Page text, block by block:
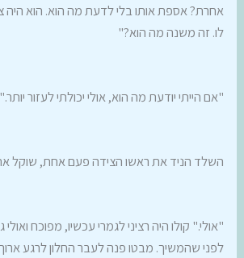
אחרת? אספת אותו בלי לדעת מה הוא. הוא היה
לו. זה משנה מה הוא?"
"אם הייתי יודעת מה הוא, אולי יכולתי לעזור יותר."
השלד הניד את ראשו הצידה פעם אחת, שוקל
"אולי." קולו היה רציני לגמרי עכשיו, מפוכח
לפני שהמשיך. מבטו פנה לעבר החלון לרגע